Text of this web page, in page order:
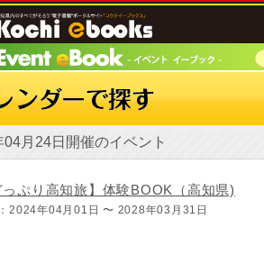
04月24日開催のイベント
っぷり高知旅】体験BOOK（高知県)
2024年04月01日 〜 2028年03月31日